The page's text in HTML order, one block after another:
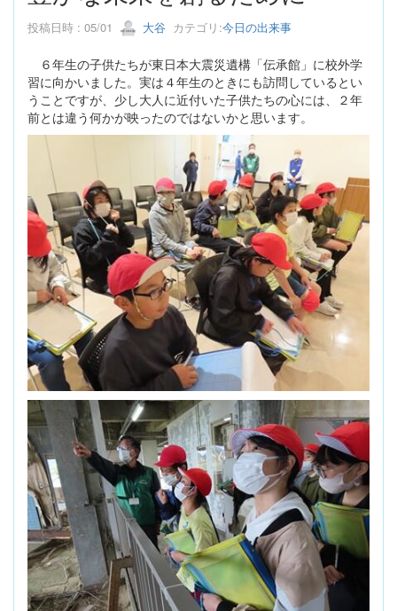
投稿日時 : 05/01 大谷 カテゴリ:今日の出来事
６年生の子供たちが東日本大震災遺構「伝承館」に校外学
習に向かいました。実は４年生のときにも訪問しているとい
うことですが、少し大人に近付いた子供たちの心には、２年
前とは違う何かが映ったのではないかと思います。